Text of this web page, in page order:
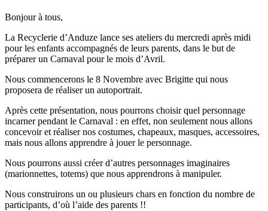
Bonjour à tous,
La Recyclerie d’Anduze lance ses ateliers du mercredi après midi
pour les enfants accompagnés de leurs parents, dans le but de
préparer un Carnaval pour le mois d’Avril.
Nous commencerons le 8 Novembre avec Brigitte qui nous
proposera de réaliser un autoportrait.
Après cette présentation, nous pourrons choisir quel personnage
incarner pendant le Carnaval : en effet, non seulement nous allons
concevoir et réaliser nos costumes, chapeaux, masques, accessoires,
mais nous allons apprendre à jouer le personnage.
Nous pourrons aussi créer d’autres personnages imaginaires
(marionnettes, totems) que nous apprendrons à manipuler.
Nous construirons un ou plusieurs chars en fonction du nombre de
participants, d’où l’aide des parents !!